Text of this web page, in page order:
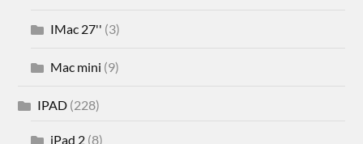
IMac 27'' (3)
Mac mini (9)
IPAD (228)
iPad 2 (8)